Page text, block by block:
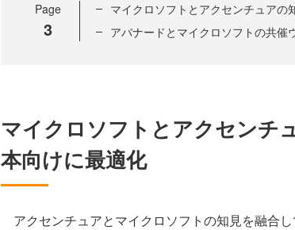
Page
3
マイクロソフトとアクセンチュアの
アバナードとマイクロソフトの共催
マイクロソフトとアクセンチ
本向けに最適化
アクセンチュアとマイクロソフトの知見を融合